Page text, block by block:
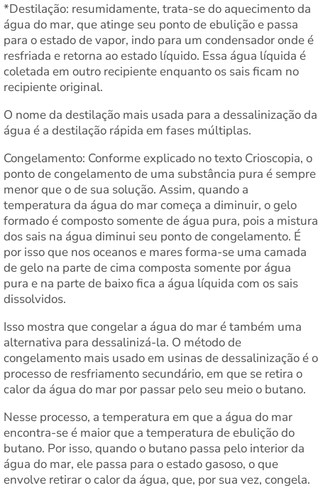
*Destilação: resumidamente, trata-se do aquecimento da
água do mar, que atinge seu ponto de ebulição e passa
para o estado de vapor, indo para um condensador onde é
resfriada e retorna ao estado líquido. Essa água líquida é
coletada em outro recipiente enquanto os sais ficam no
recipiente original.
O nome da destilação mais usada para a dessalinização da
água é a destilação rápida em fases múltiplas.
Congelamento: Conforme explicado no texto Crioscopia, o
ponto de congelamento de uma substância pura é sempre
menor que o de sua solução. Assim, quando a
temperatura da água do mar começa a diminuir, o gelo
formado é composto somente de água pura, pois a mistura
dos sais na água diminui seu ponto de congelamento. É
por isso que nos oceanos e mares forma-se uma camada
de gelo na parte de cima composta somente por água
pura e na parte de baixo fica a água líquida com os sais
dissolvidos.
Isso mostra que congelar a água do mar é também uma
alternativa para dessalinizá-la. O método de
congelamento mais usado em usinas de dessalinização é o
processo de resfriamento secundário, em que se retira o
calor da água do mar por passar pelo seu meio o butano.
Nesse processo, a temperatura em que a água do mar
encontra-se é maior que a temperatura de ebulição do
butano. Por isso, quando o butano passa pelo interior da
água do mar, ele passa para o estado gasoso, o que
envolve retirar o calor da água, que, por sua vez, congela.